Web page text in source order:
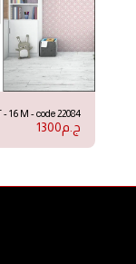
16 M - code 22084
ج.م1300